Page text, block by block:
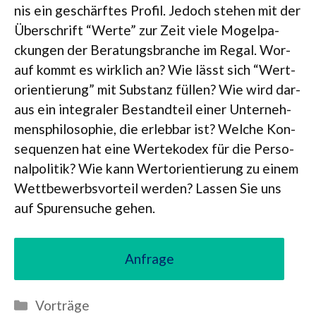
nis ein geschärf­tes Pro­fil. Jedoch ste­hen mit der
Über­schrift “Werte” zur Zeit viele Mogel­pa­
ckun­gen der Bera­tungs­bran­che im Regal. Wor­
auf kommt es wirk­lich an? Wie lässt sich “Wert­
ori­en­tie­rung” mit Sub­stanz fül­len? Wie wird dar­
aus ein inte­gra­ler Bestand­teil einer Unter­neh­
mens­phi­lo­so­phie, die erleb­bar ist? Wel­che Kon­
se­quen­zen hat eine Wer­te­ko­dex für die Per­so­
nal­po­li­tik? Wie kann Wert­ori­en­tie­rung zu einem
Wett­be­werbs­vor­teil wer­den? Las­sen Sie uns
auf Spu­ren­su­che gehen.
Anfrage
Kategorien
Vorträge